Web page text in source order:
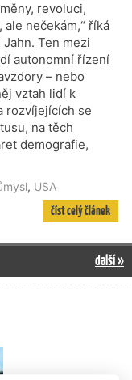
revoluci,
nečekám,“ říká
Ten mezi
autonomní řízení
– nebo
vztah lidí k
rozvíjejících se
na těch
demografie,
, USA
číst celý článek
další »